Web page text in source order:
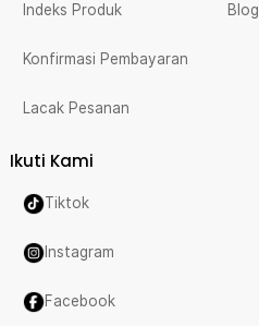
Indeks Produk
Konfirmasi Pembayaran
Lacak Pesanan
Blog
Ikuti Kami
Tiktok
Instagram
Facebook